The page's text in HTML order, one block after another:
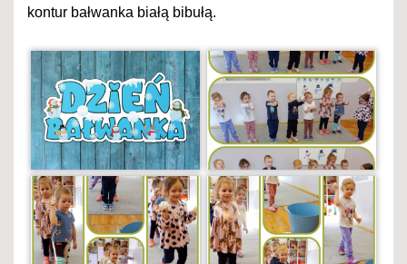
kontur bałwanka białą bibułą.